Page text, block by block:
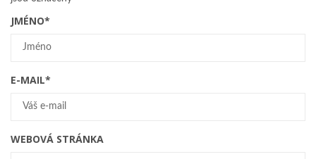
JMÉNO*
E-MAIL*
WEBOVÁ STRÁNKA